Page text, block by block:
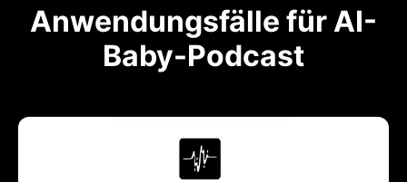
Anwendungsfälle für AI-
Baby-Podcast